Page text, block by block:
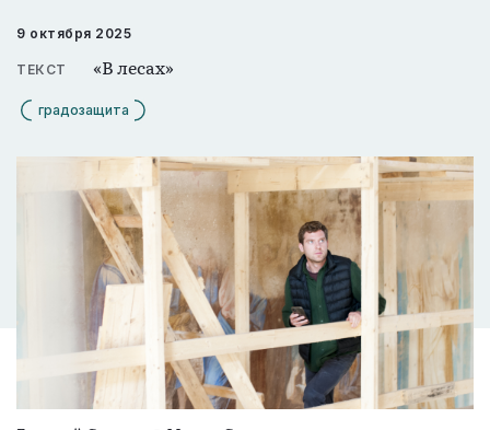
9 октября 2025
ТЕКСТ «В лесах»
градозащита